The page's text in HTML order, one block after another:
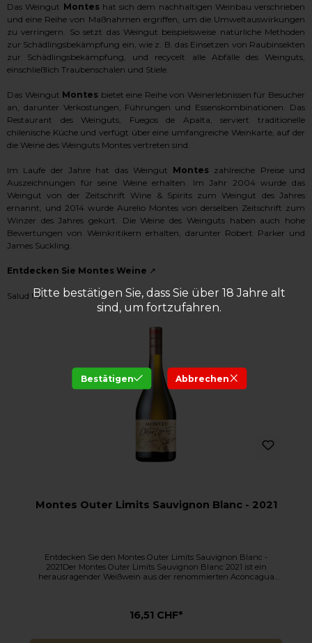
Bitte bestätigen Sie, dass Sie über 18 Jahre alt
sind, um fortzufahren.
Bestätigen Abbrechen
Das Weingut Montes hat sich dem nachhaltigen Weinbau verschrieben
und eine Reihe von Maßnahmen ergriffen, um die Umweltauswirkungen
zu verringern. So setzt das Weingut beispielsweise natürliche Methoden
zur Schädlingsbekämpfung ein, wie z. B. das Einsetzen von Raubinsekten
zur Schädlingsbekämpfung, und recycelt alle Abfälle des Weinguts,
einschließlich Traubenschalen und Stiele.
Das Weingut Montes bietet eine Reihe von Weinerlebnissen für Besucher
an, darunter Verkostungen, Führungen und Essenskombinationen. Das
Restaurant des Weinguts, Fuegos de Apalta, serviert traditionelle
chilenische Küche und verfügt über eine umfangreiche Weinkarte, auf der
die Weine des Weinguts Montes vertreten sind.
Im Laufe der Jahre hat das Weingut Montes zahlreiche Preise und
Auszeichnungen für seine Weine erhalten. Im Jahr 2004 wurde das
Weingut von der Zeitschrift Wine & Spirits zum Weingut des Jahres
ernannt, und 2014 wurde Aurelio Montes von derselben Zeitschrift zum
Winzer des Jahres gekürt. Die Weine des Weinguts haben auch hohe
Bewertungen von Weinkritikern erhalten, darunter Robert Parker und
James Suckling.
Entdecken Sie Montes Weine ↗
Salud ! 🍷
Montes Outer Limits Sauvignon Blanc - 2021
Entdecken Sie den Montes Outer Limits Sauvignon Blanc -
2021Der Montes Outer Limits Sauvignon Blanc 2021 ist ein
herausragender Weißwein aus der renommierten Aconcagua
frische, lebendige und mineralische Charakteristik der
16,51 CHF*